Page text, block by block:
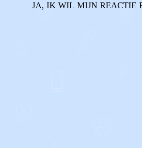
JA, IK WIL MIJN REACTIE